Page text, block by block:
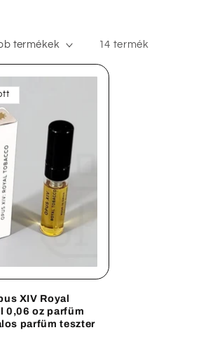
14 termék
XIV Royal
0,06 oz parfüm
parfüm teszter